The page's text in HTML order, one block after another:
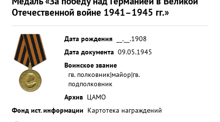
Отечественной войне 1941–1945 гг.»
Дата рождения
__.__.1908
Дата документа 09.05.1945
Воинское звание
гв. полковник|майор|гв.
подполковник
Архив ЦАМО
Фонд ист. информации Картотека награждений